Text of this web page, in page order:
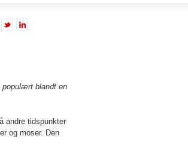
populært blandt en
andre tidspunkter
og moser. Den